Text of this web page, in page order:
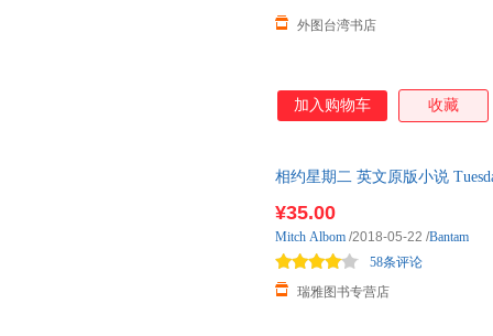
外图台湾书店
加入购物车 收藏
相约星期二 英文原版小说
¥35.00
瑞雅图书专营店
58条评论
Mitch Albom /2018-05-22 /Bantam